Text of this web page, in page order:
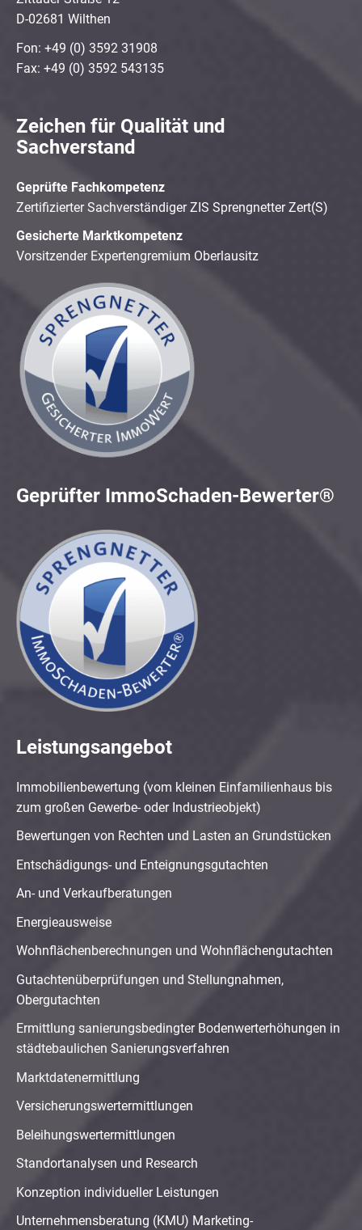
D-02681 Wilthen
Fon: +49 (0) 3592 31908
Fax: +49 (0) 3592 543135
Zeichen für Qualität und
Sachverstand
Geprüfte Fachkompetenz
Zertifizierter Sachverständiger ZIS Sprengnetter Zert(S)
Gesicherte Marktkompetenz
Vorsitzender Expertengremium Oberlausitz
Geprüfter ImmoSchaden-Bewerter®
Leistungsangebot
Immobilienbewertung (vom kleinen Einfamilienhaus bis
zum großen Gewerbe- oder Industrieobjekt)
Bewertungen von Rechten und Lasten an Grundstücken
Entschädigungs- und Enteignungsgutachten
An- und Verkaufberatungen
Energieausweise
Wohnflächenberechnungen und Wohnflächengutachten
Gutachtenüberprüfungen und Stellungnahmen,
Obergutachten
Ermittlung sanierungsbedingter Bodenwerterhöhungen in
städtebaulichen Sanierungsverfahren
Marktdatenermittlung
Versicherungswertermittlungen
Beleihungswertermittlungen
Standortanalysen und Research
Konzeption individueller Leistungen
Unternehmensberatung (KMU) Marketing-